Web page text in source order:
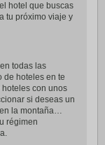
hotel que buscas
tu próximo viaje y
todas las
de hoteles en te
con unos
si deseas un
la montaña…
régimen